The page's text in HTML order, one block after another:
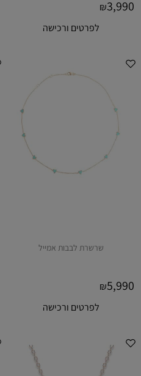
₪3,990
לפרטים ורכישה
שרשרת לבבות אמייל
₪5,990
לפרטים ורכישה